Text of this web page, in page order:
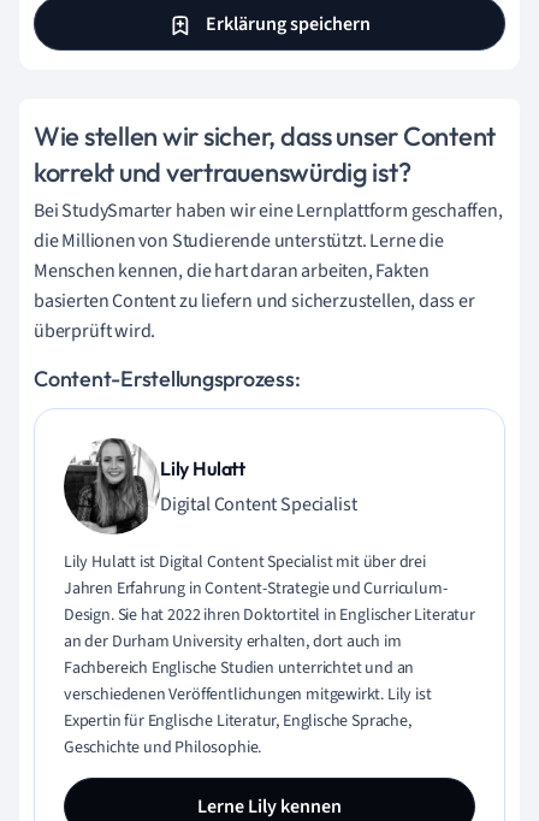
Erklärung speichern
Wie stellen wir sicher, dass unser Content
korrekt und vertrauenswürdig ist?
Bei StudySmarter haben wir eine Lernplattform geschaffen,
die Millionen von Studierende unterstützt. Lerne die
Menschen kennen, die hart daran arbeiten, Fakten
basierten Content zu liefern und sicherzustellen, dass er
überprüft wird.
Content-Erstellungsprozess:
Lily Hulatt
Digital Content Specialist
Lily Hulatt ist Digital Content Specialist mit über drei
Jahren Erfahrung in Content-Strategie und Curriculum-
Design. Sie hat 2022 ihren Doktortitel in Englischer Literatur
an der Durham University erhalten, dort auch im
Fachbereich Englische Studien unterrichtet und an
verschiedenen Veröffentlichungen mitgewirkt. Lily ist
Expertin für Englische Literatur, Englische Sprache,
Geschichte und Philosophie.
Lerne Lily kennen